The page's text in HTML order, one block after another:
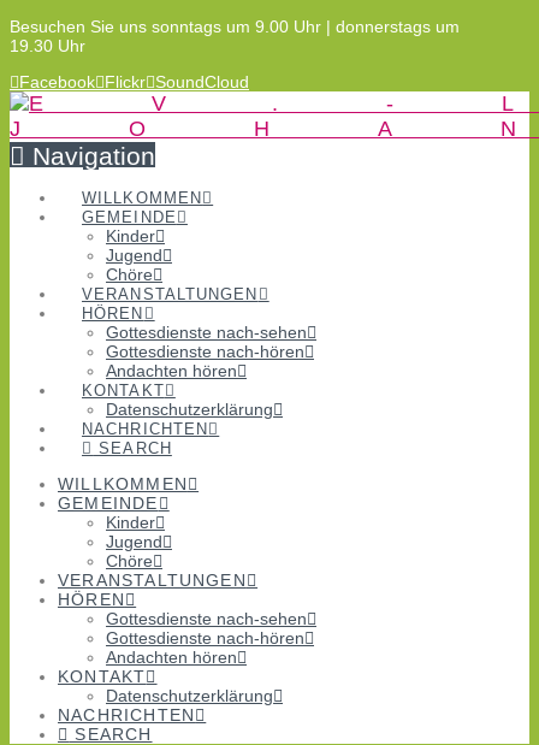
Besuchen Sie uns sonntags um 9.00 Uhr | donnerstags um
19.30 Uhr
Facebook Flickr SoundCloud
Navigation
WILLKOMMEN
GEMEINDE
Kinder
Jugend
Chöre
VERANSTALTUNGEN
HÖREN
Gottesdienste nach-sehen
Gottesdienste nach-hören
Andachten hören
KONTAKT
Datenschutzerklärung
NACHRICHTEN
SEARCH
WILLKOMMEN
GEMEINDE
Kinder
Jugend
Chöre
VERANSTALTUNGEN
HÖREN
Gottesdienste nach-sehen
Gottesdienste nach-hören
Andachten hören
KONTAKT
Datenschutzerklärung
NACHRICHTEN
SEARCH